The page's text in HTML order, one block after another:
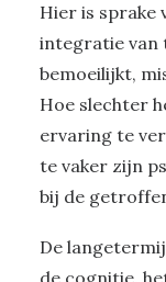
Hier is sprake
integratie van
bemoeilijkt,
Hoe slechter
ervaring te
te vaker zijn
bij de
De
de cognitie,